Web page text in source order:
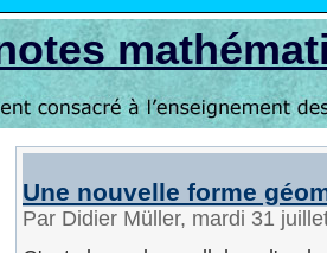
Une nouvelle forme
Par Didier Müller, mardi 31